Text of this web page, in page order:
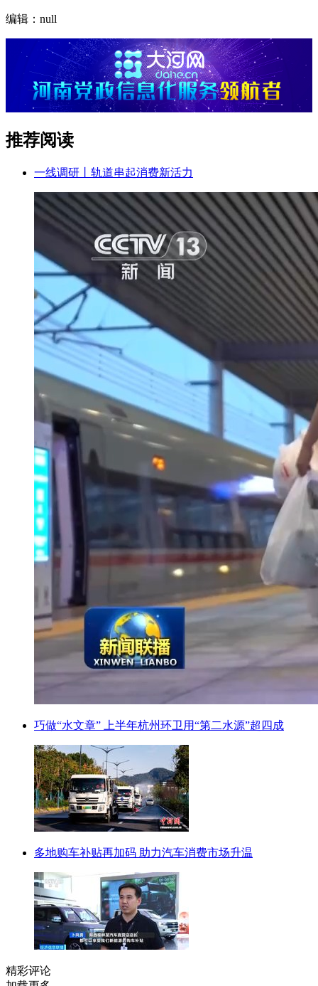
编辑：null
推荐阅读
一线调研丨轨道串起消费新活力
巧做“水文章” 上半年杭州环卫用“第二水源”超四成
多地购车补贴再加码 助力汽车消费市场升温
精彩评论